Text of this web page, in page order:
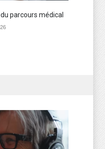
parcours médical